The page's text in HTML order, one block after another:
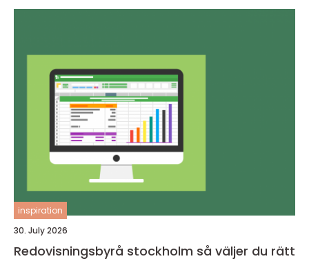
inspiration
30. July 2026
Redovisningsbyrå stockholm så väljer du rätt